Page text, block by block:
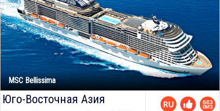
MSC Bellissima
Юго-Восточная Азия